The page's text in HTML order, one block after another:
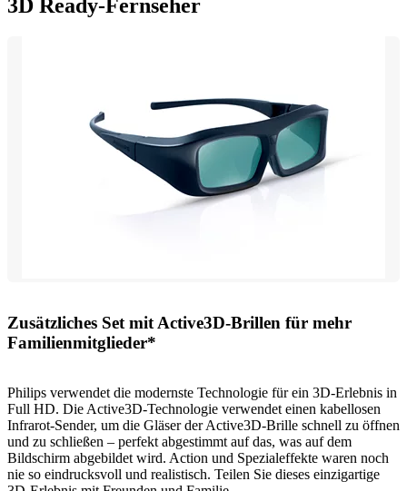
3D Ready-Fernseher
Zusätzliches Set mit Active3D-Brillen für mehr
Familienmitglieder*
Philips verwendet die modernste Technologie für ein 3D-Erlebnis in
Full HD. Die Active3D-Technologie verwendet einen kabellosen
Infrarot-Sender, um die Gläser der Active3D-Brille schnell zu öffnen
und zu schließen – perfekt abgestimmt auf das, was auf dem
Bildschirm abgebildet wird. Action und Spezialeffekte waren noch
nie so eindrucksvoll und realistisch. Teilen Sie dieses einzigartige